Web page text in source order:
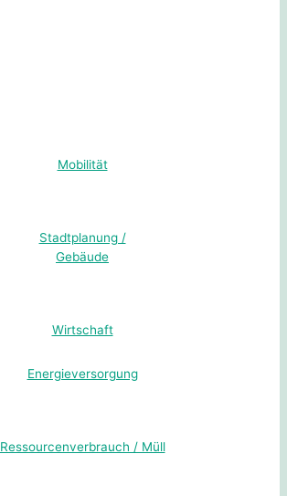
Mobilität
Stadtplanung /
Gebäude
Wirtschaft
Energieversorgung
Ressourcenverbrauch / Müll